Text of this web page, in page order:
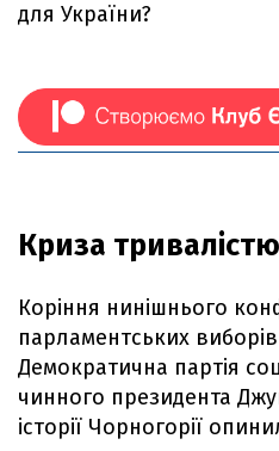
для України?
Криза
Коріння нинішнього
парламентських
Демократична партія
чинного президента
історії Чорногорії